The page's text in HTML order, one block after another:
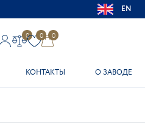
EN
0 0 0
КОНТАКТЫ О ЗАВОДЕ